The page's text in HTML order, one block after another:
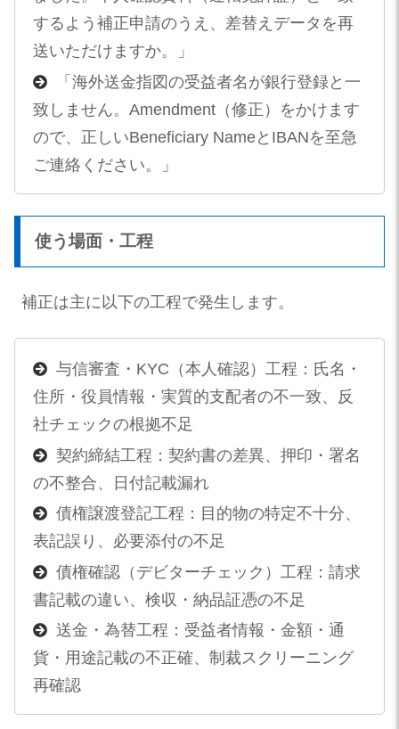
するよう補正申請のうえ、差替えデータを再
送いただけますか。」
「海外送金指図の受益者名が銀行登録と一
致しません。Amendment（修正）をかけます
ので、正しいBeneficiary NameとIBANを至急
ご連絡ください。」
使う場面・工程
補正は主に以下の工程で発生します。
与信審査・KYC（本人確認）工程：氏名・
住所・役員情報・実質的支配者の不一致、反
社チェックの根拠不足
契約締結工程：契約書の差異、押印・署名
の不整合、日付記載漏れ
債権譲渡登記工程：目的物の特定不十分、
表記誤り、必要添付の不足
債権確認（デビターチェック）工程：請求
書記載の違い、検収・納品証憑の不足
送金・為替工程：受益者情報・金額・通
貨・用途記載の不正確、制裁スクリーニング
再確認